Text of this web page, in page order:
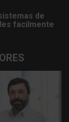
de
facilmente